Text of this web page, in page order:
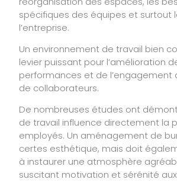
spécifiques des équipes et surtout
l’entreprise.
Un environnement de travail bien
levier puissant pour l’amélioration
performances et de l’engagement
de collaborateurs.
De nombreuses études ont
de travail influence directement la
employés. Un aménagement de
certes esthétique, mais doit
à instaurer une atmosphère
suscitant motivation et sérénité